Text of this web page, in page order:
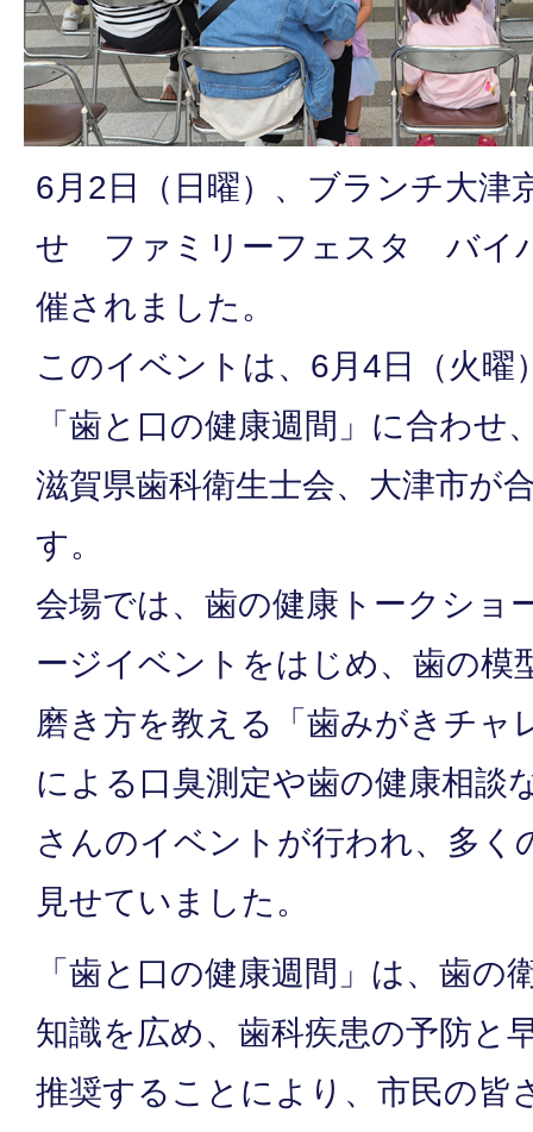
6月2日（日曜）、ブランチ大津
せ ファミリーフェスタ バイ
催されました。
このイベントは、6月4日（火曜
「歯と口の健康週間」に合わせ
滋賀県歯科衛生士会、大津市が
す。
会場では、歯の健康トークショ
ージイベントをはじめ、歯の模
磨き方を教える「歯みがきチャ
による口臭測定や歯の健康相談
さんのイベントが行われ、多く
見せていました。
「歯と口の健康週間」は、歯の
知識を広め、歯科疾患の予防と
推奨することにより、市民の皆